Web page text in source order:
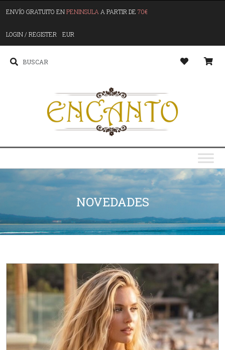
ENVÍO GRATUITO ENPENINSULA A PARTIR DE 70€
LOGIN / REGISTER EUR
NOVEDADES